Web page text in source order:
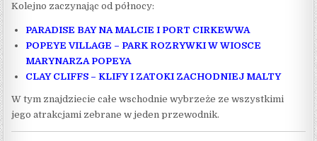
Kolejno zaczynając od północy:
PARADISE BAY NA MALCIE I PORT CIRKEWWA
POPEYE VILLAGE – PARK ROZRYWKI W WIOSCE
MARYNARZA POPEYA
CLAY CLIFFS – KLIFY I ZATOKI ZACHODNIEJ MALTY
W tym znajdziecie całe wschodnie wybrzeże ze wszystkimi
jego atrakcjami zebrane w jeden przewodnik.